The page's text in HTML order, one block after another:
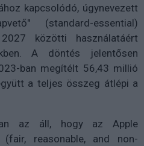
kapcsolódó, úgynevezett
(standard-essential)
közötti használatáért
A döntés jelentősen
ban megítélt 56,43 millió
a teljes összeg átlépi a
az áll, hogy az Apple
(fair, reasonable, and non-